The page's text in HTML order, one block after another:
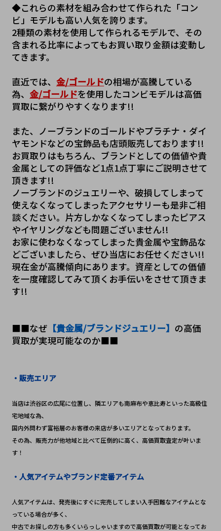
◆これらの素材を組み合わせて作られた「コン
ビ」モデルも高い人気を誇ります。
2種類の素材を使用して作られるモデルで、その
含まれる比率によってもお買い取り金額は変動し
てきます。
直近では、 金/ゴールドの相場が高騰している
為、 金/ゴールドを使用したコンビモデルは高価
買取に繋がりやすくなります!!
また、ノーブランドのゴールドやプラチナ・ダイ
ヤモンドなどの宝飾品も店頭販売しております!!
お買取りはもちろん、ブランドとしての価値や貴
金属としての評価など1点1点丁寧にご説明させて
頂きます!!
ノーブランドのジュエリーや、破損してしまって
使えなくなってしまったアクセサリーも是非ご相
談ください。片方しかなくなってしまったピアス
やイヤリングなども問題ございません!!
お家に使わなくなってしまった貴金属や宝飾品な
どございましたら、ぜひ当店にお任せください!!
現在金が高騰傾向にあります。資産としての価値
を一度確認してみて頂くお手伝いをさせて頂きま
す!!
■■なぜ【貴金属/ブランドジュエリー】 の高価
買取が実現可能なのか■■
・販売エリア
当店は渋谷区の広尾に位置し、隣エリアも南麻布や恵比寿といった高級住
宅地域な為、
国内外問わず富裕層のお客様の来店が多いエリアとなっております。
その為、販売力が他地域と比べて圧倒的に高く、高価買取査定が叶いま
す！
・人気アイテムやブランド定番アイテム
人気アイテムは、発売後にすぐに完売してしまい入手困難なアイテムとな
っている場合が多く、
中古でお探しの方も多くいらっしゃいますので高価買取が可能となってお